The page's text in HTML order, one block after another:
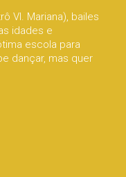
Vl. Mariana), bailes
idades e
escola para
dançar, mas quer